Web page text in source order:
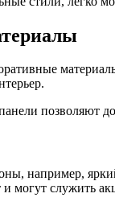
позволяют
например,
могут служить